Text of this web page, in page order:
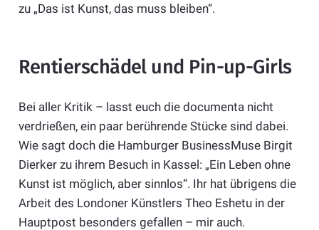
zu „Das ist Kunst, das muss bleiben“.
Rentierschädel und Pin-up-Girls
Bei aller Kritik – lasst euch die documenta nicht
verdrießen, ein paar berührende Stücke sind dabei.
Wie sagt doch die Hamburger BusinessMuse Birgit
Dierker zu ihrem Besuch in Kassel: „Ein Leben ohne
Kunst ist möglich, aber sinnlos“. Ihr hat übrigens die
Arbeit des Londoner Künstlers Theo Eshetu in der
Hauptpost besonders gefallen – mir auch.